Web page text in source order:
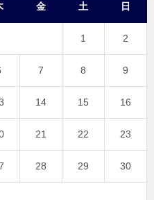
金 土 日
1 2
7 8 9
14 15 16
21 22 23
28 29 30